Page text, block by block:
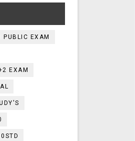
PUBLIC EXAM
EXAM